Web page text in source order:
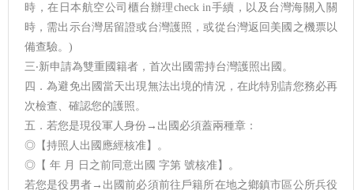
時，在日本航空公司櫃台辦理check in手續，以及台灣海關入關
時，需出示台灣居留證或台灣護照，或從台灣返回美國之機票以
備查驗。)
三‧新申請為雙重國籍者，首次出國需持台灣護照出國。
四．為避免出國當天出現無法出境的情況，在此特別請您務必再
次檢查、確認您的護照。
五．若您是現役軍人身份→出國必須蓋兩種章：
◎【持照人出國應經核准】。
◎【 年 月 日之前同意出國 字第 號核准】。
若您是役男者→出國前必須前往戶籍所在地之鄉鎮市區公所兵役